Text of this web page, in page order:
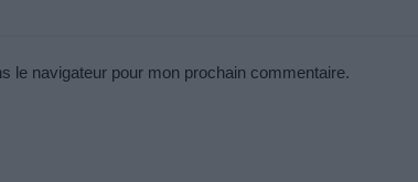
le navigateur pour mon prochain commentaire.